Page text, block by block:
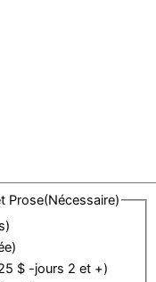
Prose(Nécessaire)
$ -jours 2 et +)